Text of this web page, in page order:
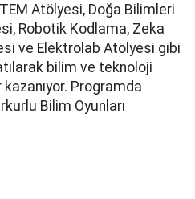
Atölyesi, Doğa Bilimleri
Robotik Kodlama, Zeka
ve Elektrolab Atölyesi gibi
bilim ve teknoloji
Programda
Bilim Oyunları